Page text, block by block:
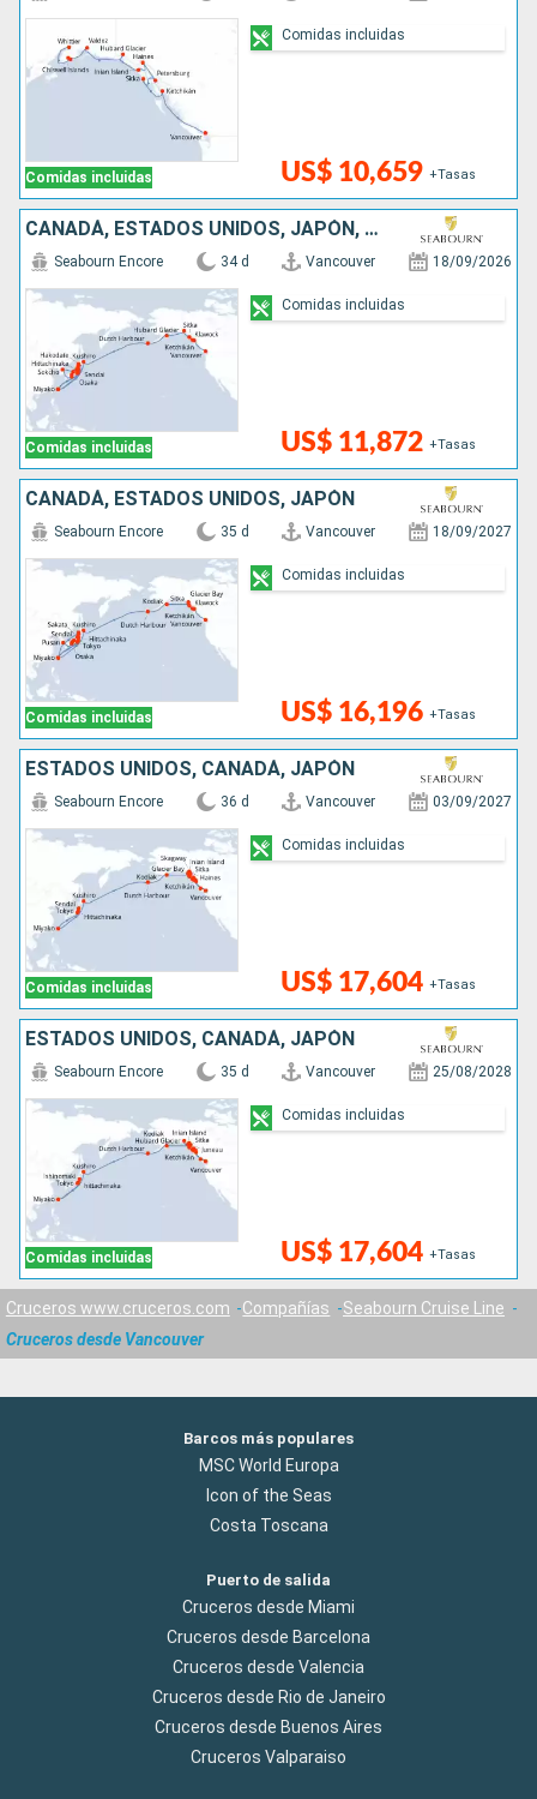
Comidas incluidas US$ 10,659 +Tasas
Comidas incluidas
CANADÁ, ESTADOS UNIDOS, JAPÓN, COREA DEL SUR
Comidas incluidas
Seabourn Encore 34 d Vancouver 18/09/2026
US$ 11,872 +Tasas
Comidas incluidas
CANADÁ, ESTADOS UNIDOS, JAPÓN
Comidas incluidas
Seabourn Encore 35 d Vancouver 18/09/2027
US$ 16,196 +Tasas
Comidas incluidas
ESTADOS UNIDOS, CANADÁ, JAPÓN
Comidas incluidas
Seabourn Encore 36 d Vancouver 03/09/2027
US$ 17,604 +Tasas
Comidas incluidas
ESTADOS UNIDOS, CANADÁ, JAPÓN
Comidas incluidas
Seabourn Encore 35 d Vancouver 25/08/2028
US$ 17,604 +Tasas
Comidas incluidas
Cruceros www.cruceros.com Compañías
Seabourn Cruise Line
Cruceros desde Vancouver
Barcos más populares
MSC World Europa
Icon of the Seas
Costa Toscana
Puerto de salida
Cruceros desde Miami
Cruceros desde Barcelona
Cruceros desde Valencia
Cruceros desde Rio de Janeiro
Cruceros desde Buenos Aires
Cruceros Valparaiso